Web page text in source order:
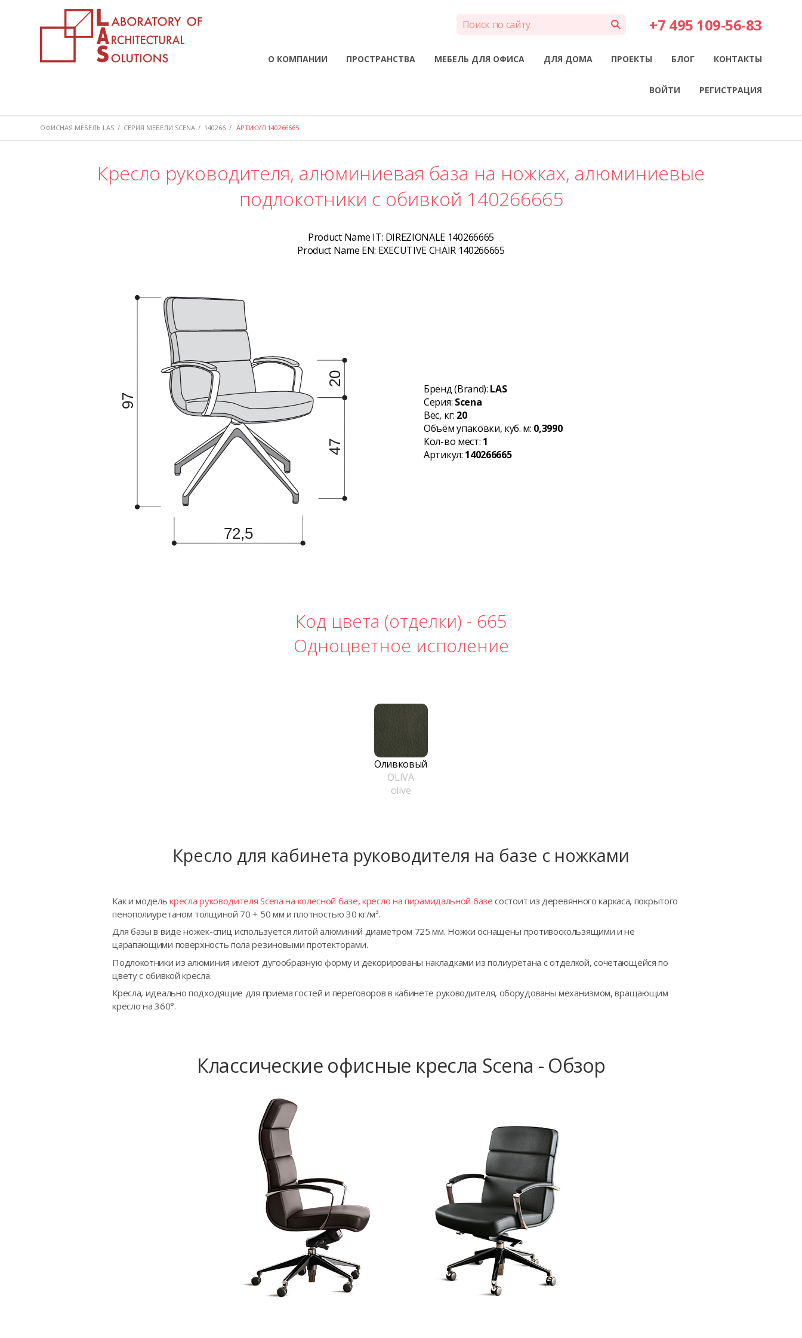
+7 495 109-56-83
О КОМПАНИИ ПРОСТРАНСТВА МЕБЕЛЬ ДЛЯ ОФИСА ДЛЯ ДОМА ПРОЕКТЫ БЛОГ КОНТАКТЫ
ВОЙТИ РЕГИСТРАЦИЯ
ОФИСНАЯ МЕБЕЛЬ LAS / СЕРИЯ МЕБЕЛИ SCENA / 140266 / АРТИКУЛ 140266665
Кресло руководителя, алюминиевая база на ножках, алюминиевые
подлокотники с обивкой 140266665
Product Name IT: DIREZIONALE 140266665
Product Name EN: EXECUTIVE CHAIR 140266665
Бренд (Brand): LAS
Серия: Scena
Вес, кг: 20
Объём упаковки, куб. м: 0,3990
Кол-во мест: 1
Артикул: 140266665
Код цвета (отделки) - 665
Одноцветное исполение
Оливковый
OLIVA
olive
Кресло для кабинета руководителя на базе с ножками
Как и моделькресла руководителя Scena на колесной базе,кресло на пирамидальной базе состоит из деревянного каркаса, покрытого
пенополиуретаном толщиной 70 + 50 мм и плотностью 30 кг/м³.
Для базы в виде ножек-спиц используется литой алюминий диаметром 725 мм. Ножки оснащены противоскользящими и не
царапающими поверхность пола резиновыми протекторами.
Подлокотники из алюминия имеют дугообразную форму и декорированы накладками из полиуретана с отделкой, сочетающейся по
цвету с обивкой кресла.
Кресла, идеально подходящие для приема гостей и переговоров в кабинете руководителя, оборудованы механизмом, вращающим
кресло на 360°.
Классические офисные кресла Scena - Обзор